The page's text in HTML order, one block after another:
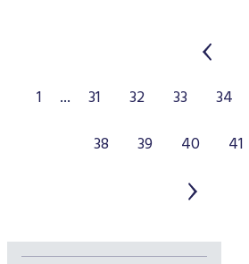
1 ... 31 32 33 34
38
39 40 41